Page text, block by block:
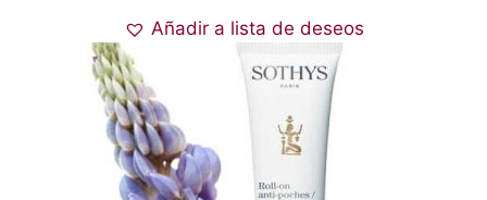
Añadir a lista de deseos